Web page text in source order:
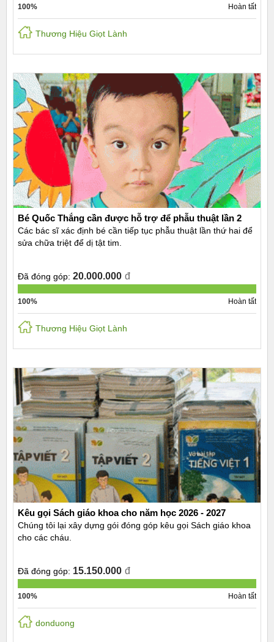
100% Hoàn tất
Thương Hiệu Giọt Lành
Bé Quốc Thắng cần được hỗ trợ để phẫu thuật lần 2
Các bác sĩ xác định bé cần tiếp tục phẫu thuật lần thứ hai để
sửa chữa triệt để dị tật tim.
Đã đóng góp: 20.000.000 đ
100% Hoàn tất
Thương Hiệu Giọt Lành
Kêu gọi Sách giáo khoa cho năm học 2026 - 2027
Chúng tôi lại xây dựng gói đóng góp kêu gọi Sách giáo khoa
cho các cháu.
Đã đóng góp: 15.150.000 đ
100% Hoàn tất
donduong